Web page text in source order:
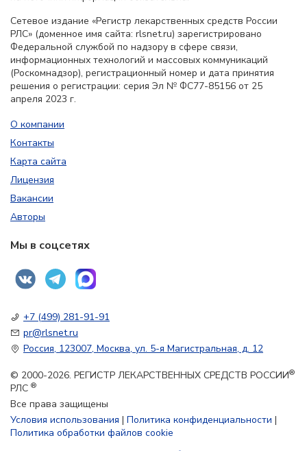
Сетевое издание «Регистр лекарственных средств России
РЛС» (доменное имя сайта: rlsnet.ru) зарегистрировано
Федеральной службой по надзору в сфере связи,
информационных технологий и массовых коммуникаций
(Роскомнадзор), регистрационный номер и дата принятия
решения о регистрации: серия Эл № ФС77-85156 от 25
апреля 2023 г.
О компании
Контакты
Карта сайта
Лицензия
Вакансии
Авторы
Мы в соцсетях
+7 (499) 281-91-91
pr@rlsnet.ru
Россия, 123007, Москва, ул. 5-я Магистральная, д. 12
© 2000-2026. РЕГИСТР ЛЕКАРСТВЕННЫХ СРЕДСТВ РОССИИ®
РЛС ®
Все права защищены
Условия использования | Политика конфиденциальности |
Политика обработки файлов cookie